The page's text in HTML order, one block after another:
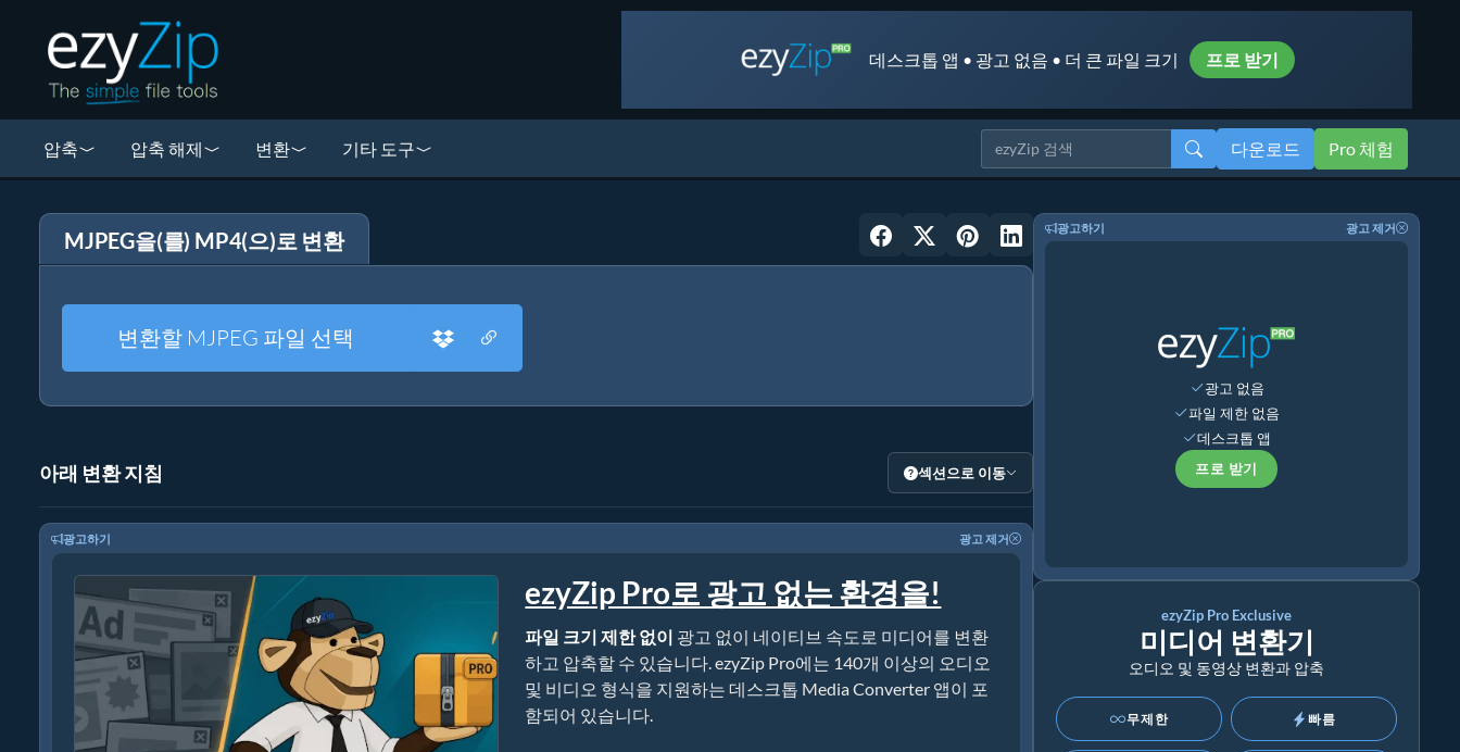
데스크톱 앱 • 광고 없음 • 더 큰 파일 크기 프로 받기
압축 압축 해제 변환 기타 도구 다운로드 Pro 체험
MJPEG을(를) MP4(으)로 변환
변환할 MJPEG 파일 선택
아래 변환 지침 섹션으로 이동
광고하기 광고 제거
ezyZip Pro로 광고 없는 환경을!
파일 크기 제한 없이 광고 없이 네이티브 속도로 미디어를 변환
하고 압축할 수 있습니다. ezyZip Pro에는 140개 이상의 오디오
및 비디오 형식을 지원하는 데스크톱 Media Converter 앱이 포
함되어 있습니다.
광고하기 광고 제거
광고 없음
파일 제한 없음
데스크톱 앱
프로 받기
ezyZip Pro Exclusive
미디어 변환기
오디오 및 동영상 변환과 압축
무제한 빠름